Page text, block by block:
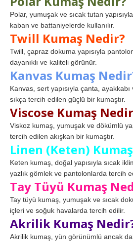
Polar, yumuşak ve sıcak tutan
kaban ve battaniyelerde kullanılır.
Twill Kumaş Nedir?
Twill, çapraz dokuma yapısıyla
dayanıklı ve kaliteli görünür.
Kanvas Kumaş
Kanvas, sert yapısıyla çanta,
sıkça tercih edilen güçlü bir kumaştır.
Viscose Kumaş
Viskoz kumaş, yumuşak ve dökümlü
tercih edilen akışkan bir kumaştır.
Linen (Keten)
Keten kumaş, doğal yapısıyla sıcak
yazlık gömlek ve pantolonlarda tercih
Tay Tüyü Kumaş
Tay tüyü kumaş, yumuşak ve sıcak
içleri ve soğuk havalarda tercih edilir.
Akrilik Kumaş
Akrilik kumaş, yün görünümlü ancak